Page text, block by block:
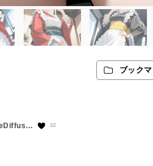
ブック
StableDiffusion 32